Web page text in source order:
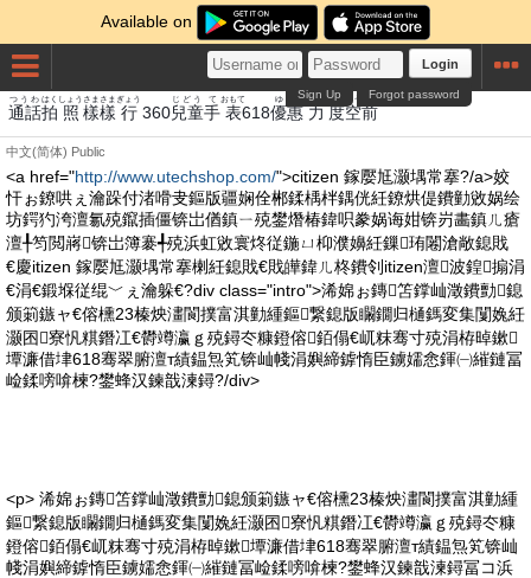
Available on
Login
Forgot password
Sign Up
通話
つうわ
拍
はく
照
しょう
樣樣
さまさま
行
ぎょう
360兒童
じどう
手
て
表
おもて
618優惠
ゆえ
力
ちから
度
ど
空前
くうぜん
中文(简体) Public
<a href="http://www.utechshop.com/">citizen 鎵嬮尪灏堣常搴?/a>姣
忓ぉ鐐哄ぇ瀹跺付渚嗗叏鏂版疆娴佺郴鍒楀柈鍝侊紝鐐烘偍鐨勭敓娲绘
坊鍔犳洿澶氱殑鑹插僵锛岀偤鎮ㄧ殑鐢熸椿鍏呮豢娲诲姏锛岃畵鎮ㄦ瘡
澶╀笉閲嶈锛岀簿褰╃殑浜虹敓寰炵従鍦ㄩ枊濮嬶紝鏁珛闂滄敞鎴戝
€慶itizen 鎵嬮尪灏堣常搴楋紝鎴戝€戝皣鍏ㄦ柊鐨刢itizen澶波鍠搧涓
€涓€鍛堢従绲﹀ぇ瀹躲€?div class="intro">浠婂ぉ鏄笘鐣屾澂鐨勯鎴
颁箣鏃ャ€傛櫄23榛炴澅閬撲富淇勭緟鏂繋鎴版矙鐗归樋鎷変集闅婏紝
灏囨寮忛粸鐕冮€欎竴瀛ｇ殑鐞冭糠鐙傛銆傝€屼粖骞寸殑涓栫晫鏉
墰濂借垏618骞翠腑澶т績鎾炰笂锛屾帴涓嬩締鎼惰臣鐪嬬悆鍕㈠繀鏈冨
崄鍒嗙啽楝?鐢蜂汉鍊戠湅鐞?/div>
<p> 浠婂ぉ鏄笘鐣屾澂鐨勯鎴颁箣鏃ャ€傛櫄23榛炴澅閬撲富淇勭緟
鏂繋鎴版矙鐗归樋鎷変集闅婏紝灏囨寮忛粸鐕冮€欎竴瀛ｇ殑鐞冭糠
鐙傛銆傝€屼粖骞寸殑涓栫晫鏉墰濂借垏618骞翠腑澶т績鎾炰笂锛屾
帴涓嬩締鎼惰臣鐪嬬悆鍕㈠繀鏈冨崄鍒嗙啽楝?鐢蜂汉鍊戠湅鐞冨コ浜